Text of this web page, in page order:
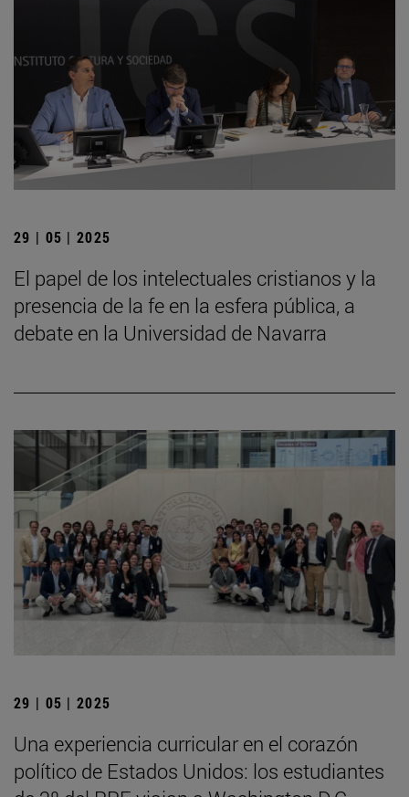
29 | 05 | 2025
El papel de los intelectuales cristianos y la
presencia de la fe en la esfera pública, a
debate en la Universidad de Navarra
29 | 05 | 2025
Una experiencia curricular en el corazón
político de Estados Unidos: los estudiantes